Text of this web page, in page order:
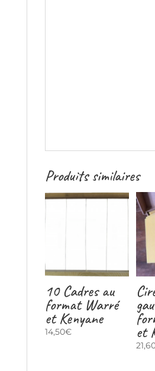
Produits similaires
10 Cadres au
format Warré
et Kenyane
14,50€ et